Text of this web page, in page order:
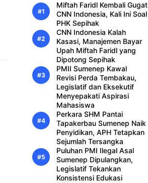
Miftah Faridl Kembali Gugat
CNN Indonesia, Kali Ini Soal
PHK Sepihak
CNN Indonesia Kalah
Kasasi, Manajemen Bayar
Upah Miftah Faridl yang
Dipotong Sepihak
PMII Sumenep Kawal
Revisi Perda Tembakau,
Legislatif dan Eksekutif
Menyepakati Aspirasi
Mahasiswa
Perkara SHM Pantai
Tapakerbau Sumenep Naik
Penyidikan, APH Tetapkan
Sejumlah Tersangka
Puluhan PMI Ilegal Asal
Sumenep Dipulangkan,
Legislatif Tekankan
Konsistensi Edukasi